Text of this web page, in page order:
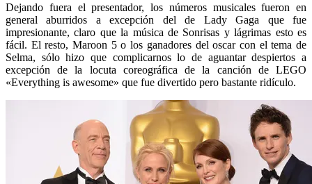
Dejando fuera el presentador, los números musicales fueron en
general aburridos a excepción del de Lady Gaga que fue
impresionante, claro que la música de Sonrisas y lágrimas esto es
fácil. El resto, Maroon 5 o los ganadores del oscar con el tema de
Selma, sólo hizo que complicarnos lo de aguantar despiertos a
excepción de la locuta coreográfica de la canción de LEGO
«Everything is awesome» que fue divertido pero bastante ridículo.